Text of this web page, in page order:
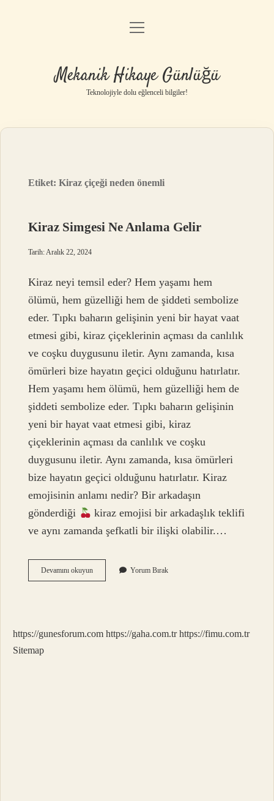
Anasayfa
Yasal Uyarı
menüyü
Mekanik Hikaye Günlüğü
Teknolojiyle dolu eğlenceli bilgiler!
Etiket:Kiraz çiçeği neden önemli
Kiraz Simgesi Ne Anlama Gelir
Tarih: Aralık 22, 2024
Kiraz neyi temsil eder? Hem yaşamı hem
ölümü, hem güzelliği hem de şiddeti sembolize
eder. Tıpkı baharın gelişinin yeni bir hayat vaat
etmesi gibi, kiraz çiçeklerinin açması da canlılık
ve coşku duygusunu iletir. Aynı zamanda, kısa
ömürleri bize hayatın geçici olduğunu hatırlatır.
Hem yaşamı hem ölümü, hem güzelliği hem de
şiddeti sembolize eder. Tıpkı baharın gelişinin
yeni bir hayat vaat etmesi gibi, kiraz
çiçeklerinin açması da canlılık ve coşku
duygusunu iletir. Aynı zamanda, kısa ömürleri
bize hayatın geçici olduğunu hatırlatır. Kiraz
emojisinin anlamı nedir? Bir arkadaşın
gönderdiği
kiraz emojisi bir arkadaşlık teklifi
ve aynı zamanda şefkatli bir ilişki olabilir.…
Devamını okuyunKiraz
Simgesi
Yorum Bırak
https://gunesforum.com https://gaha.com.tr https://fimu.com.tr
Sitemap